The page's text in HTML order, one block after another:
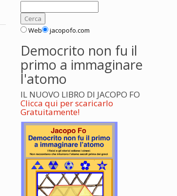
Web jacopofo.com
Democrito non fu il
primo a immaginare
l'atomo
IL NUOVO LIBRO DI JACOPO FO
Clicca qui per scaricarlo
Gratuitamente!